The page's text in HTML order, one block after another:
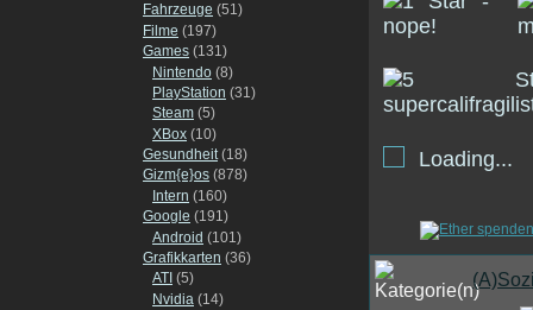
Fahrzeuge (51)
Filme (197)
Games (131)
Nintendo (8)
PlayStation (31)
Steam (5)
XBox (10)
Gesundheit(18)
Gizm{e}os (878)
Intern (160)
Google (191)
Android (101)
Grafikkarten (36)
ATI (5)
Nvidia (14)
Loading...